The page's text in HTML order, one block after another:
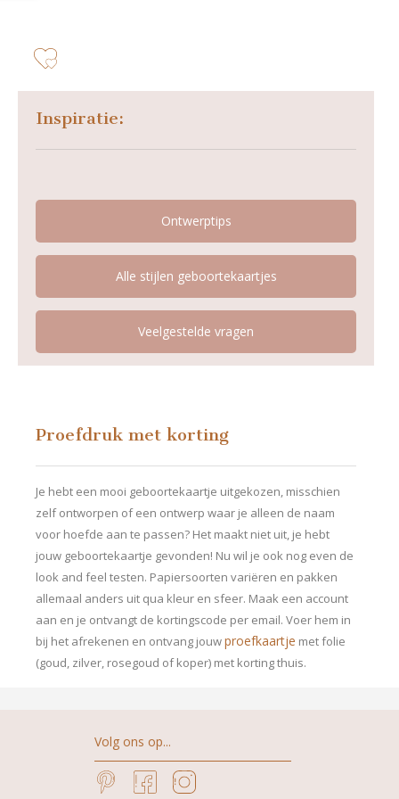
zet op verlanglijstje
Inspiratie:
Ontwerptips
Alle stijlen geboortekaartjes
Veelgestelde vragen
Proefdruk met korting
Je hebt een mooi geboortekaartje uitgekozen, misschien
zelf ontworpen of een ontwerp waar je alleen de naam
voor hoefde aan te passen? Het maakt niet uit, je hebt
jouw geboortekaartje gevonden! Nu wil je ook nog even de
look and feel testen. Papiersoorten variëren en pakken
allemaal anders uit qua kleur en sfeer. Maak een account
aan en je ontvangt de kortingscode per email. Voer hem in
bij het afrekenen en ontvang jouwproefkaartje met folie
(goud, zilver, rosegoud of koper) met korting thuis.
Volg ons op...
Pinterest FacebookInstagram